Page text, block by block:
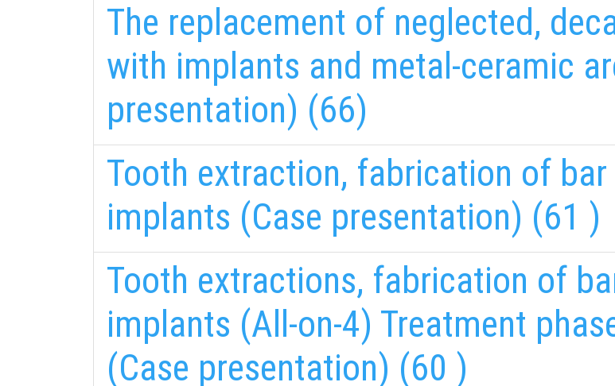
The replacement of neglected,
with implants and metal-ceramic
presentation) (66)
Tooth extraction, fabrication of
implants (Case presentation) (61 )
Tooth extractions, fabrication of
implants (All-on-4) Treatment
(Case presentation) (60 )